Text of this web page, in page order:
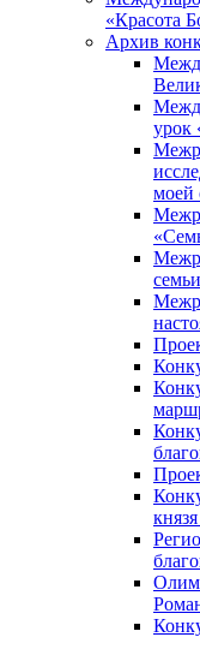
«Красота
Архив
урок
моей